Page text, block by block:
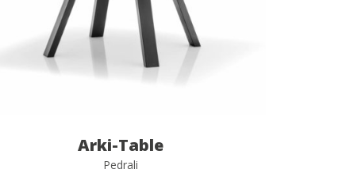
Arki-Table
Pedrali